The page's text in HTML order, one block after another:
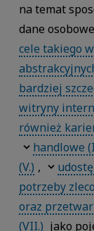
na temat
dane
cele takiego
bardziej
witryny
również
handlowe
(V.) ,
potrzeby
oraz
(VII.) jako